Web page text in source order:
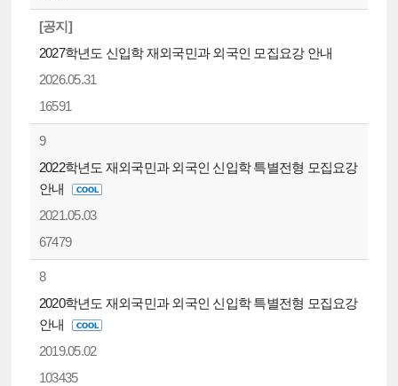
[공지]
2027학년도 신입학 재외국민과 외국인 모집요강 안내
2026.05.31
16591
9
2022학년도 재외국민과 외국인 신입학 특별전형 모집요강
안내
2021.05.03
67479
8
2020학년도 재외국민과 외국인 신입학 특별전형 모집요강
안내
2019.05.02
103435